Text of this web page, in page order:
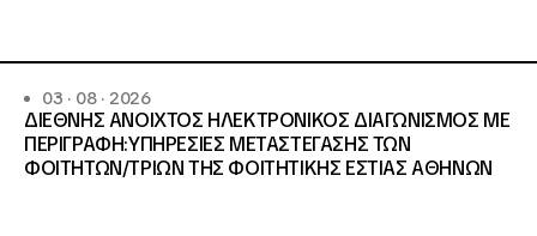
03 · 08 · 2026
ΔΙΕΘΝΗΣ ΑΝΟΙΧΤΟΣ ΗΛΕΚΤΡΟΝΙΚΟΣ ΔΙΑΓΩΝΙΣΜΟΣ ΜΕ
ΠΕΡΙΓΡΑΦΗ:ΥΠΗΡΕΣΙΕΣ METAΣΤΕΓΑΣΗΣ ΤΩΝ
ΦΟΙΤΗΤΩΝ/ΤΡΙΩΝ ΤΗΣ ΦΟΙΤΗΤΙΚΗΣ ΕΣΤΙΑΣ ΑΘΗΝΩΝ